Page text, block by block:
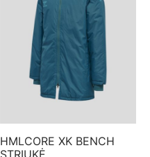
HMLCORE XK BENCH